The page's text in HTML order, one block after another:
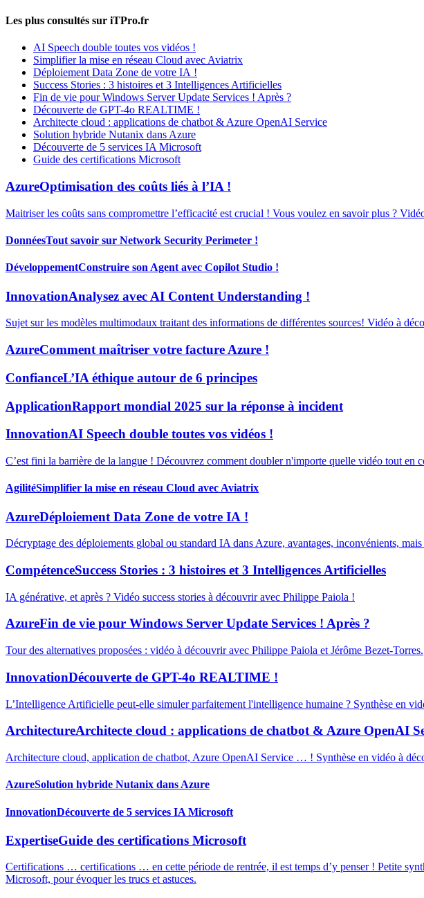
Les plus consultés sur iTPro.fr
AI Speech double toutes vos vidéos !
Simplifier la mise en réseau Cloud avec Aviatrix
Déploiement Data Zone de votre IA !
Success Stories : 3 histoires et 3 Intelligences Artificielles
Fin de vie pour Windows Server Update Services ! Après ?
Découverte de GPT-4o REALTIME !
Architecte cloud : applications de chatbot & Azure OpenAI Service
Solution hybride Nutanix dans Azure
Découverte de 5 services IA Microsoft
Guide des certifications Microsoft
AzureOptimisation des coûts liés à l’IA !
Maitriser les coûts sans compromettre l’efficacité est crucial ! Vous voulez en savoir plus ?
DonnéesTout savoir sur Network Security Perimeter !
DéveloppementConstruire son Agent avec Copilot Studio !
InnovationAnalysez avec AI Content Understanding !
Sujet sur les modèles multimodaux traitant des informations de différentes sources! Vidéo à
AzureComment maîtriser votre facture Azure !
ConfianceL’IA éthique autour de 6 principes
ApplicationRapport mondial 2025 sur la réponse à incident
InnovationAI Speech double toutes vos vidéos !
C’est fini la barrière de la langue ! Découvrez comment doubler n'importe quelle vidéo tout
AgilitéSimplifier la mise en réseau Cloud avec Aviatrix
AzureDéploiement Data Zone de votre IA !
Décryptage des déploiements global ou standard IA dans Azure, avantages, inconvénients,
CompétenceSuccess Stories : 3 histoires et 3 Intelligences Artificielles
IA générative, et après ? Vidéo success stories à découvrir avec Philippe Paiola !
AzureFin de vie pour Windows Server Update Services ! Après ?
Tour des alternatives proposées : vidéo à découvrir avec Philippe Paiola et Jérôme Bezet-Torres.
InnovationDécouverte de GPT-4o REALTIME !
L’Intelligence Artificielle peut-elle simuler parfaitement l'intelligence humaine ? Synthèse en
ArchitectureArchitecte cloud : applications de chatbot & Azure OpenAI
Architecture cloud, application de chatbot, Azure OpenAI Service … ! Synthèse en vidéo à
AzureSolution hybride Nutanix dans Azure
InnovationDécouverte de 5 services IA Microsoft
ExpertiseGuide des certifications Microsoft
Certifications … certifications … en cette période de rentrée, il est temps d’y penser ! Petite
Microsoft, pour évoquer les trucs et astuces.